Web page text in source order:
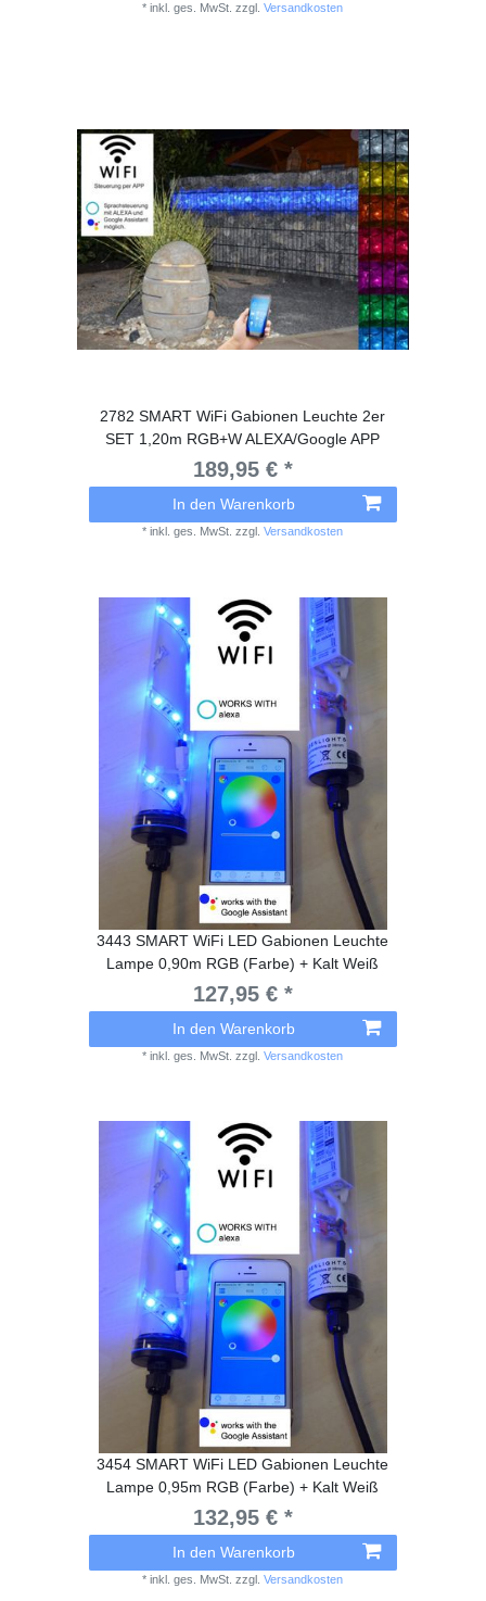
*inkl. ges. MwSt. zzgl.Versandkosten
2782 SMART WiFi Gabionen Leuchte 2er
SET 1,20m RGB+W ALEXA/Google APP
189,95 € *
In den Warenkorb
*inkl. ges. MwSt. zzgl.Versandkosten
3443 SMART WiFi LED Gabionen Leuchte
Lampe 0,90m RGB (Farbe) + Kalt Weiß
127,95 € *
In den Warenkorb
*inkl. ges. MwSt. zzgl.Versandkosten
3454 SMART WiFi LED Gabionen Leuchte
Lampe 0,95m RGB (Farbe) + Kalt Weiß
132,95 € *
In den Warenkorb
*inkl. ges. MwSt. zzgl.Versandkosten